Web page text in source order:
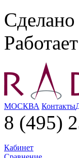
Сделано
МОСКВА Контакты
8 (495)
Кабинет